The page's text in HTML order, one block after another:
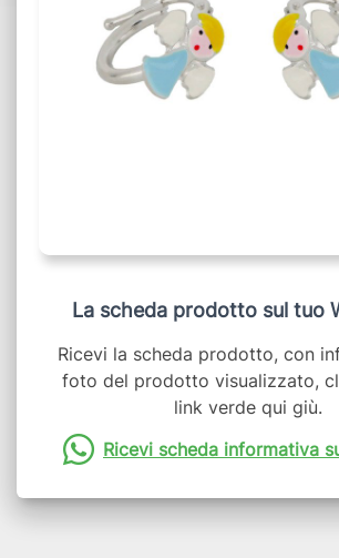
La scheda prodotto sul tuo
Ricevi la scheda prodotto, con
foto del prodotto visualizzato,
link verde qui giù.
Ricevi scheda informativa